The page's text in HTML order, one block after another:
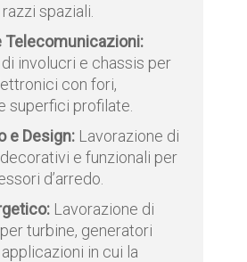
spaziali.
Telecomunicazioni:
involucri e chassis per
con fori,
superfici profilate.
e Design: Lavorazione di
e funzionali per
d’arredo.
Lavorazione di
turbine, generatori
in cui la